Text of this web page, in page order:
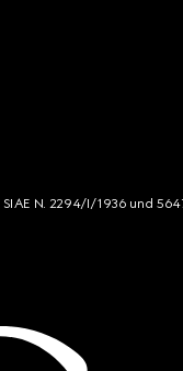
N. 2294/I/1936 und